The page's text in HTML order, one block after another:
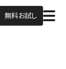
無料お試し